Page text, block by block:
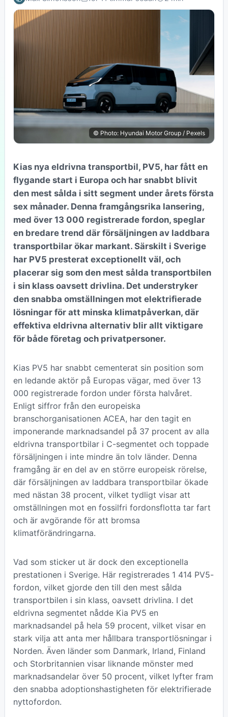
© Photo: Hyundai Motor Group / Pexels
Kias nya eldrivna transportbil, PV5, har fått en
flygande start i Europa och har snabbt blivit
den mest sålda i sitt segment under årets första
sex månader. Denna framgångsrika lansering,
med över 13 000 registrerade fordon, speglar
en bredare trend där försäljningen av laddbara
transportbilar ökar markant. Särskilt i Sverige
har PV5 presterat exceptionellt väl, och
placerar sig som den mest sålda transportbilen
i sin klass oavsett drivlina. Det understryker
den snabba omställningen mot elektrifierade
lösningar för att minska klimatpåverkan, där
effektiva eldrivna alternativ blir allt viktigare
för både företag och privatpersoner.
Kias PV5 har snabbt cementerat sin position som
en ledande aktör på Europas vägar, med över 13
000 registrerade fordon under första halvåret.
Enligt siffror från den europeiska
branschorganisationen ACEA, har den tagit en
imponerande marknadsandel på 37 procent av alla
eldrivna transportbilar i C-segmentet och toppade
försäljningen i inte mindre än tolv länder. Denna
framgång är en del av en större europeisk rörelse,
där försäljningen av laddbara transportbilar ökade
med nästan 38 procent, vilket tydligt visar att
omställningen mot en fossilfri fordonsflotta tar fart
och är avgörande för att bromsa
klimatförändringarna.
Vad som sticker ut är dock den exceptionella
prestationen i Sverige. Här registrerades 1 414 PV5-
fordon, vilket gjorde den till den mest sålda
transportbilen i sin klass, oavsett drivlina. I det
eldrivna segmentet nådde Kia PV5 en
marknadsandel på hela 59 procent, vilket visar en
stark vilja att anta mer hållbara transportlösningar i
Norden. Även länder som Danmark, Irland, Finland
och Storbritannien visar liknande mönster med
marknadsandelar över 50 procent, vilket lyfter fram
den snabba adoptionshastigheten för elektrifierade
nyttofordon.